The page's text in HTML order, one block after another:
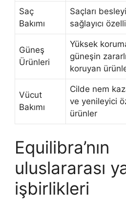
Saç
Bakımı
Saçları
sağlayıcı
Güneş
Ürünleri
Yüksek
güneşin
koruyan
Vücut
Bakımı
Cilde nem
ve yenileyici
ürünler
Equilibra’nın
uluslararası
işbirlikleri